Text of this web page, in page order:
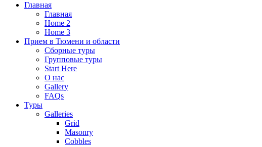
Главная
Главная
Home 2
Home 3
Прием в Тюмени и области
Сборные туры
Групповые туры
Start Here
О нас
Gallery
FAQs
Туры
Galleries
Grid
Masonry
Cobbles